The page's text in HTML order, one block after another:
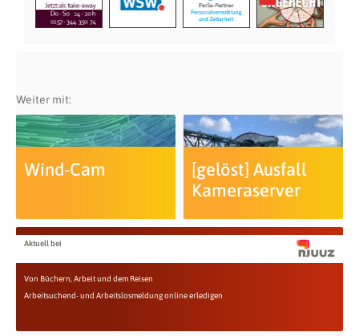
Weiter mit:
Wind-Cam
[gelöst] Ausfall
Kameraserver
Aktuell bei
Von Büchern, Arbeit und dem Reisen
Arbeitsuchend- und Arbeitslosmeldung online erledigen